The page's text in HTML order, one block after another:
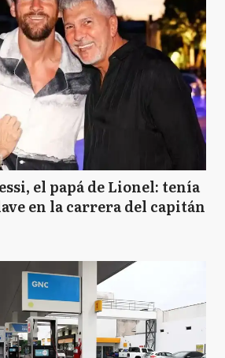
el papá de Lionel: tenía
en la carrera del capitán